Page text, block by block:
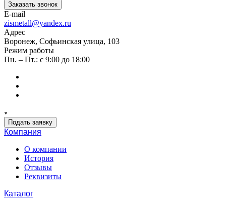
Заказать звонок
E-mail
zismetall@yandex.ru
Адрес
Воронеж, Софьинская улица, 103
Режим работы
Пн. – Пт.: с 9:00 до 18:00
Подать заявку
Компания
О компании
История
Отзывы
Реквизиты
Каталог